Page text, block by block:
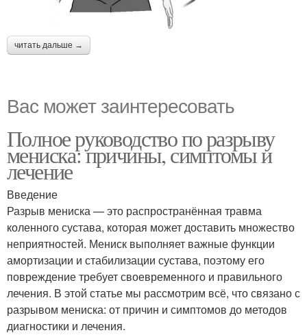
читать дальше →
Вас может заинтересовать
Полное руководство по разрыву
мениска: причины, симптомы и
лечение
Введение
Разрыв мениска — это распространённая травма
коленного сустава, которая может доставить множество
неприятностей. Мениск выполняет важные функции
амортизации и стабилизации сустава, поэтому его
повреждение требует своевременного и правильного
лечения. В этой статье мы рассмотрим всё, что связано с
разрывом мениска: от причин и симптомов до методов
диагностики и лечения.